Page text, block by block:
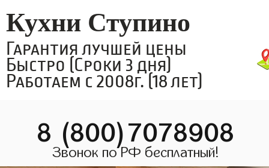
Кухни Ступино
Гарантия лучшей цены
Быстро (Сроки 3 дня)
Работаем с 2008г. (18 лет)
8 (800)7078908
Звонок по РФ бесплатный!